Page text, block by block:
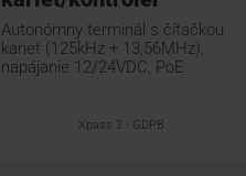
Autonómny terminál s čítačkou
kariet (125kHz + 13,56MHz),
napájanie 12/24VDC, PoE
Xpass 2 - GDPB